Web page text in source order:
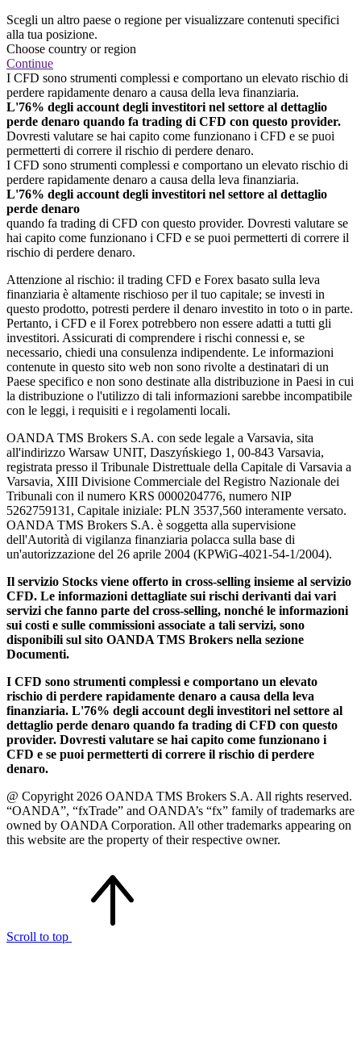
Scegli un altro paese o regione per visualizzare contenuti specifici
alla tua posizione.
Choose country or region
Continue
I CFD sono strumenti complessi e comportano un elevato rischio di
perdere rapidamente denaro a causa della leva finanziaria.
L'76% degli account degli investitori nel settore al dettaglio
perde denaro quando fa trading di CFD con questo provider.
Dovresti valutare se hai capito come funzionano i CFD e se puoi
permetterti di correre il rischio di perdere denaro.
I CFD sono strumenti complessi e comportano un elevato rischio di
perdere rapidamente denaro a causa della leva finanziaria.
L'76% degli account degli investitori nel settore al dettaglio
perde denaro
quando fa trading di CFD con questo provider. Dovresti valutare se
hai capito come funzionano i CFD e se puoi permetterti di correre il
rischio di perdere denaro.
Attenzione al rischio: il trading CFD e Forex basato sulla leva
finanziaria è altamente rischioso per il tuo capitale; se investi in
questo prodotto, potresti perdere il denaro investito in toto o in parte.
Pertanto, i CFD e il Forex potrebbero non essere adatti a tutti gli
investitori. Assicurati di comprendere i rischi connessi e, se
necessario, chiedi una consulenza indipendente. Le informazioni
contenute in questo sito web non sono rivolte a destinatari di un
Paese specifico e non sono destinate alla distribuzione in Paesi in cui
la distribuzione o l'utilizzo di tali informazioni sarebbe incompatibile
con le leggi, i requisiti e i regolamenti locali.
OANDA TMS Brokers S.A. con sede legale a Varsavia, sita
all'indirizzo Warsaw UNIT, Daszyńskiego 1, 00-843 Varsavia,
registrata presso il Tribunale Distrettuale della Capitale di Varsavia a
Varsavia, XIII Divisione Commerciale del Registro Nazionale dei
Tribunali con il numero KRS 0000204776, numero NIP
5262759131, Capitale iniziale: PLN 3537,560 interamente versato.
OANDA TMS Brokers S.A. è soggetta alla supervisione
dell'Autorità di vigilanza finanziaria polacca sulla base di
un'autorizzazione del 26 aprile 2004 (KPWiG-4021-54-1/2004).
Il servizio Stocks viene offerto in cross-selling insieme al servizio
CFD. Le informazioni dettagliate sui rischi derivanti dai vari
servizi che fanno parte del cross-selling, nonché le informazioni
sui costi e sulle commissioni associate a tali servizi, sono
disponibili sul sito OANDA TMS Brokers nella sezione
Documenti.
I CFD sono strumenti complessi e comportano un elevato
rischio di perdere rapidamente denaro a causa della leva
finanziaria. L'76% degli account degli investitori nel settore al
dettaglio perde denaro quando fa trading di CFD con questo
provider. Dovresti valutare se hai capito come funzionano i
CFD e se puoi permetterti di correre il rischio di perdere
denaro.
@ Copyright 2026 OANDA TMS Brokers S.A. All rights reserved.
“OANDA”, “fxTrade” and OANDA’s “fx” family of trademarks are
owned by OANDA Corporation. All other trademarks appearing on
this website are the property of their respective owner.
Scroll to top